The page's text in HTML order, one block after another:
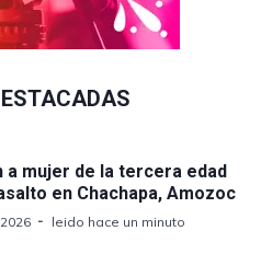
a mujer de la tercera edad
en Chachapa, Amozoc
leido hace un minuto